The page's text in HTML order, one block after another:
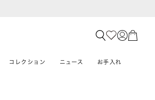
コレクション ニュース お手入れ